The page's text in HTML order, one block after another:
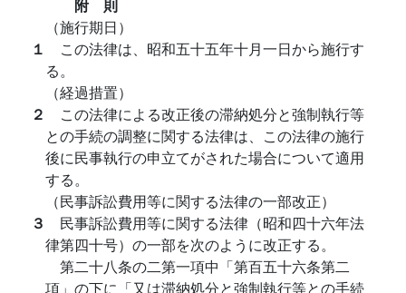
附 則
（施行期日）
１ この法律は、昭和五十五年十月一日から施行す
る。
（経過措置）
２ この法律による改正後の滞納処分と強制執行等
との手続の調整に関する法律は、この法律の施行
後に民事執行の申立てがされた場合について適用
する。
（民事訴訟費用等に関する法律の一部改正）
３ 民事訴訟費用等に関する法律（昭和四十六年法
律第四十号）の一部を次のように改正する。
第二十八条の二第一項中「第百五十六条第二
項」の下に「又は滞納処分と強制執行等との手続